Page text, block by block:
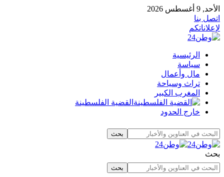
الأحد, 9 أغسطس 2026
اتصل بنا
لإعلاناتكم
الرئيسية
سياسة
مال وأعمال
تراث وسياحة
المغرب الكبير
القضية الفلسطينة
خارج الحدود
بحث